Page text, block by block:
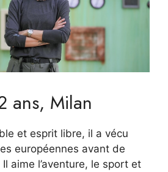
ans, Milan
et esprit libre, il a vécu
européennes avant de
Il aime l’aventure, le sport et